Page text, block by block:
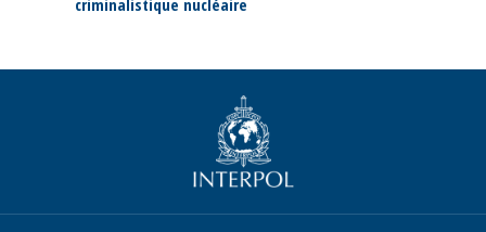
criminalistique nucléaire